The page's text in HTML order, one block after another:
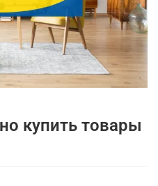
купить товары